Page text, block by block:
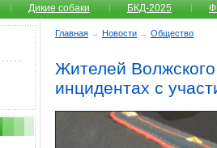
Дикие собаки БКД-2025
Главная → Новости → Общество
Жителей
инцидентах с